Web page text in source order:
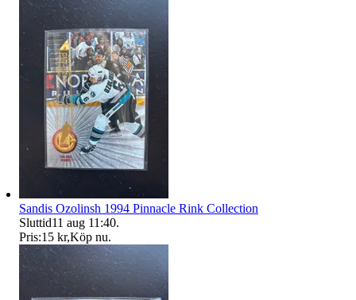
Sandis Ozolinsh 1994 Pinnacle Rink Collection
Sluttid11 aug 11:40.
Pris:15 kr,Köp nu.